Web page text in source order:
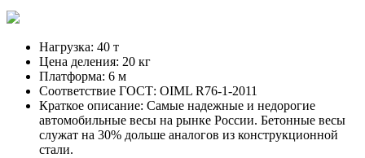
Нагрузка: 40 т
Цена деления: 20 кг
Платформа: 6 м
Соответствие ГОСТ: OIML R76-1-2011
Краткое описание: Самые надежные и недорогие
автомобильные весы на рынке России. Бетонные весы
служат на 30% дольше аналогов из конструкционной
стали.